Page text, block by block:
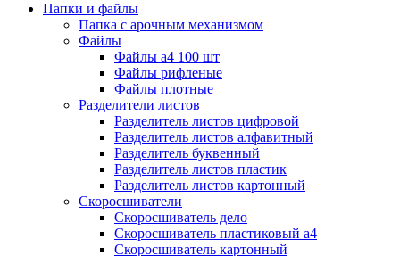
Папки и файлы
Папка с арочным механизмом
Файлы
Файлы а4 100 шт
Файлы рифленые
Файлы плотные
Разделители листов
Разделитель листов цифровой
Разделитель листов алфавитный
Разделитель буквенный
Разделитель листов пластик
Разделитель листов картонный
Скоросшиватели
Скоросшиватель дело
Скоросшиватель пластиковый а4
Скоросшиватель картонный